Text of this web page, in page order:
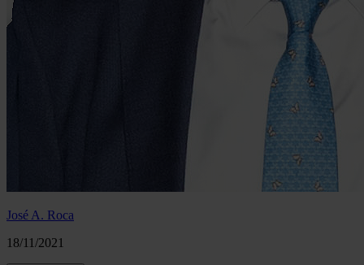
José A. Roca
18/11/2021